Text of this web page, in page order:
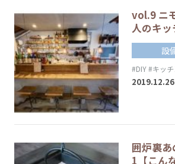
vol.9 ニ
人のキ
設
#DIY#キッチ
2019.12.26
囲炉裏
1【こん